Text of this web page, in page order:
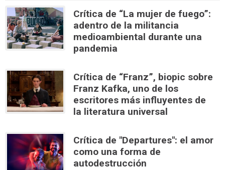
Crítica de “La mujer de fuego”:
adentro de la militancia
medioambiental durante una
pandemia
Crítica de “Franz”, biopic sobre
Franz Kafka, uno de los
escritores más influyentes de
la literatura universal
Crítica de "Departures": el amor
como una forma de
autodestrucción